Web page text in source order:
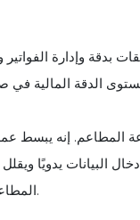
بدقة وإدارة
البيانات يدويًا
المطاعم لأموالها، حيث يقدم مجموعة من المزايا التي يستحيل تجاهلها.